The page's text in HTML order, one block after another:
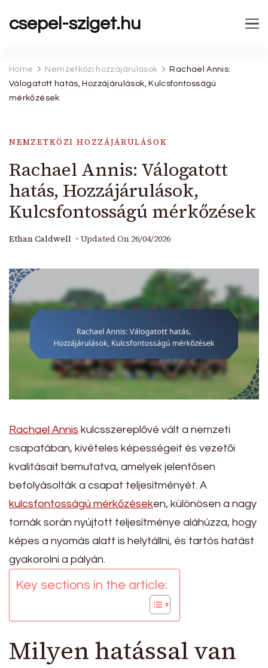
csepel-sziget.hu
Home Nemzetközi hozzájárulások
Rachael Annis:
Válogatott hatás, Hozzájárulások, Kulcsfontosságú
mérkőzések
NEMZETKÖZI HOZZÁJÁRULÁSOK
Rachael Annis: Válogatott
hatás, Hozzájárulások,
Kulcsfontosságú mérkőzések
Ethan Caldwell Updated On 26/04/2026
Rachael Annis kulcsszereplővé vált a nemzeti
csapatában, kivételes képességeit és vezetői
kvalitásait bemutatva, amelyek jelentősen
befolyásolták a csapat teljesítményét. A
kulcsfontosságú mérkőzéseken, különösen a nagy
tornák során nyújtott teljesítménye aláhúzza, hogy
képes a nyomás alatt is helytállni, és tartós hatást
gyakorolni a pályán.
Key sections in the article:
Milyen hatással van